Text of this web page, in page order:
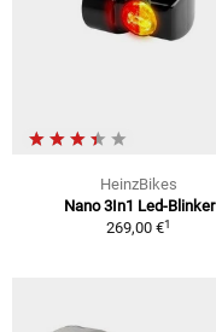
HeinzBikes
Nano 3In1 Led-Blinker
269,00 €1